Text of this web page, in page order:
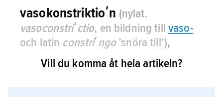
vasokonstriktioʹn (nylat.
vasoconstriʹctio, en bildning tillvaso-
och latin constriʹngo’snöra till’),
kärlsammandragning; i regel avses
artärer.
Vill du komma åt hela artikeln?